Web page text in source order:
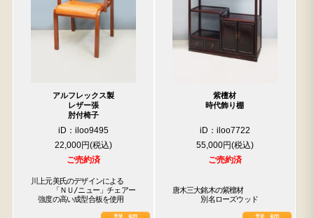
アルフレックス製
レザー張
肘付椅子
iD：iloo9495
22,000円
ご売約済
川上元美氏のデザインによる
「ＮＵ/ニュー」チェアー
強度の高い成型合板を使用
紫檀材
時代飾り棚
iD：iloo7722
55,000円
ご売約済
唐木三大銘木の紫檀材
別名ローズウッド